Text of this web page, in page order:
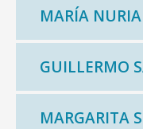
MARÍA
GUILLERMO
MARGARITA